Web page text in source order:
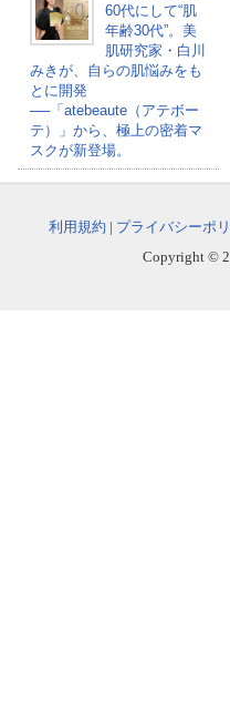
60代にして“肌
年齢30代”。美
肌研究家・白川
みきが、自らの肌悩みをも
とに開発
──「atebeaute（アテボー
テ）」から、極上の密着マ
スクが新登場。
利用規約 | プライバシーポ
Copyright ©